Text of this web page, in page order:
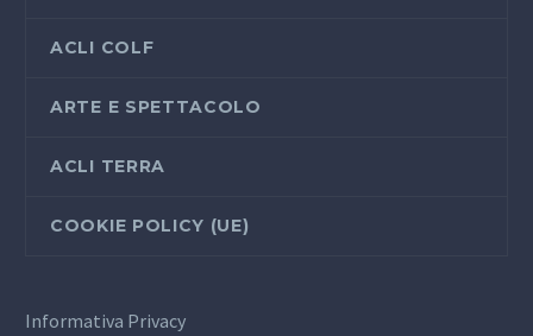
ACLI COLF
ARTE E SPETTACOLO
ACLI TERRA
COOKIE POLICY (UE)
Informativa Privacy